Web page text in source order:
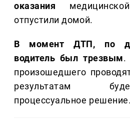
оказания
отпустили домой.
В момент ДТП, по
водитель был трезвым.
произошедшего
результатам
процессуальное решение.